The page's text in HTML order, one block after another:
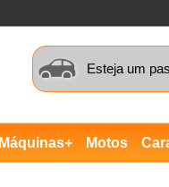
Esteja um
Máquinas+ Motos